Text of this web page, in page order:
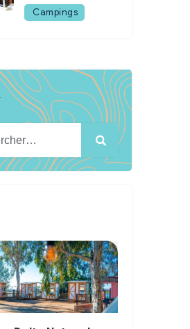
Campings